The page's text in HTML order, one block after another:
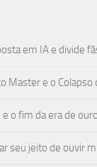
em IA e divide
Master e o Colapso
o fim da era de
seu jeito de ouvir